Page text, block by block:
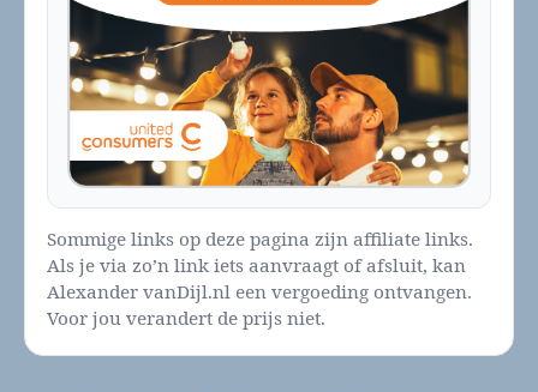
Sommige links op deze pagina zijn affiliate links.
Als je via zo’n link iets aanvraagt of afsluit, kan
Alexander vanDijl.nl een vergoeding ontvangen.
Voor jou verandert de prijs niet.